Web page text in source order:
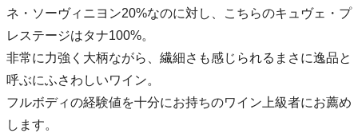
ネ・ソーヴィニヨン20%なのに対し、こちらのキュヴェ・プ
レステージはタナ100%。
非常に力強く大柄ながら、繊細さも感じられるまさに逸品と
呼ぶにふさわしいワイン。
フルボディの経験値を十分にお持ちのワイン上級者にお薦め
します。